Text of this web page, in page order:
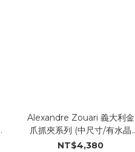
Alexandre Zouari 義大利金
爪抓夾系列 (中尺寸/有水晶
#20014_NN)
NT$4,380